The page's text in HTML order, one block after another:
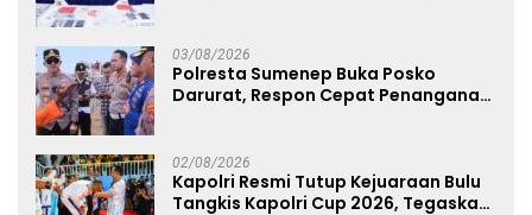
03/08/2026
Polresta Sumenep Buka Posko
Darurat, Respon Cepat Penanganan
02/08/2026
Kapolri Resmi Tutup Kejuaraan Bulu
Tangkis Kapolri Cup 2026, Tegaskan